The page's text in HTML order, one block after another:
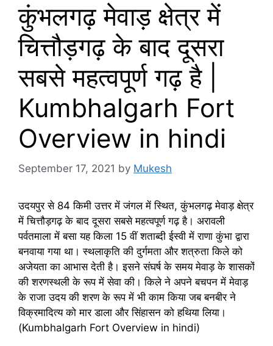
कुंभलगढ़ मेवाड़ क्षेत्र में
चित्तौड़गढ़ के बाद दूसरा
सबसे महत्वपूर्ण गढ़ है |
Kumbhalgarh Fort
Overview in hindi
September 17, 2021 by Mukesh
उदयपुर से 84 किमी उत्तर में जंगल में स्थित, कुंभलगढ़ मेवाड़ क्षेत्र
में चित्तौड़गढ़ के बाद दूसरा सबसे महत्वपूर्ण गढ़ है। अरावली
पर्वतमाला में बसा यह किला 15 वीं शताब्दी ईस्वी में राणा कुंभा द्वारा
बनवाया गया था। स्थलाकृति की दुर्गमता और शत्रुता किले को
अजेयता का आभास देती है। इसने संघर्ष के समय मेवाड़ के शासकों
की शरणस्थली के रूप में सेवा की। किले ने अपने बचपन में मेवाड़
के राजा उदय की शरण के रूप में भी काम किया जब बनबीर ने
विक्रमादित्य को मार डाला और सिंहासन को हथिया लिया।
(Kumbhalgarh Fort Overview in hindi)